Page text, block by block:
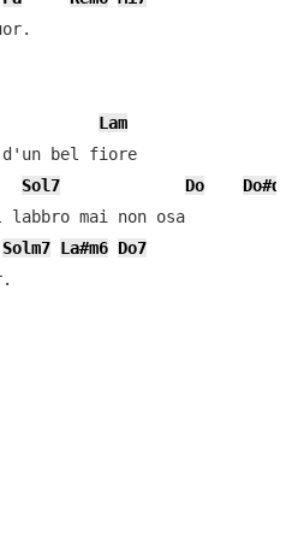
Lam
bel fiore
Sol7 Do
mai non osa
Solm7 La#m6 Do7